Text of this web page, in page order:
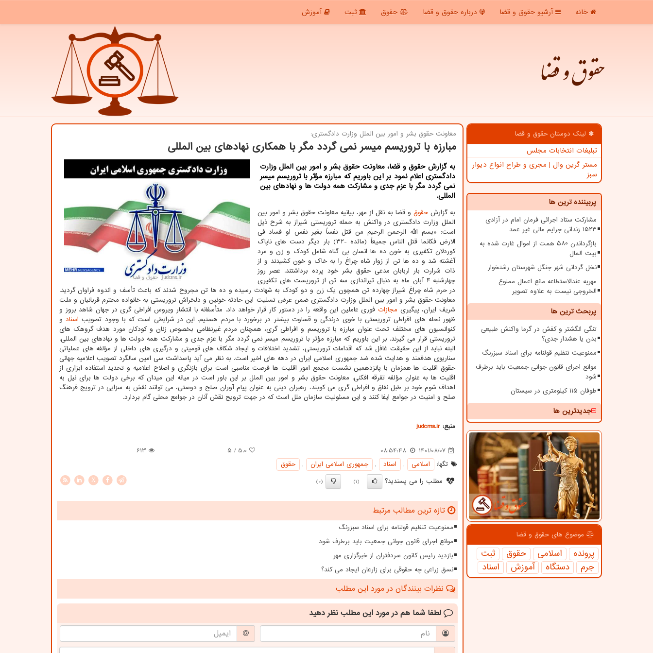
خانه آرشیو حقوق و قضا درباره حقوق و قضا حقوق ثبت آموزش
حقوق و قضا
لینک دوستان حقوق و قضا
تبلیغات انتخابات مجلس
مستر گرین وال | مجری و طراح انواع دیوار
سبز
پربیننده ترین ها
مشارکت ستاد اجرائی فرمان امام در آزادی
۱۵۲۳ زندانی جرایم مالی غیر عمد
بازگرداندن ۵۸۰ همت از اموال غارت شده به
بیت المال
نخل گردانی شهر جنگل شهرستان رشتخوار
مهریه عندالاستطاعه مانع اعمال ممنوع
الخروجی نیست به علاوه تصویر
پربحث ترین ها
تنگی انگشتر و کفش در گرما واکنش طبیعی
بدن یا هشدار جدی؟
ممنوعیت تنظیم قولنامه برای اسناد سبزرنگ
موانع اجرای قانون جوانی جمعیت باید برطرف
شود
طوفان ۱۱۵ کیلومتری در سیستان
جدیدترین ها
موضوع های حقوق و قضا
پرونده اسلامی حقوق
ثبت
جرم
دستگاه آموزش اسناد
معاونت حقوق بشر و امور بین الملل وزارت دادگستری:
مبارزه با تروریسم میسر نمی گردد مگر با همکاری نهادهای بین المللی
به گزارش حقوق و قضا، معاونت حقوق بشر و امور بین الملل وزارت
دادگستری اعلام نمود بر این باوریم که مبارزه مؤثر با تروریسم میسر
نمی گردد مگر با عزم جدی و مشارکت همه دولت ها و نهادهای بین
المللی.
به گزارشحقوق و قضا به نقل از مهر، بیانیه معاونت حقوق بشر و امور بین
الملل وزارت دادگستری در واکنش به حمله تروریستی شیراز به شرح ذیل
است: «بسم الله الرحمن الرحیم من قتل نفساً بغیر نفس او فساد فی
الارض فکانما قتل الناس جمیعاً (مائده -۳۲) بار دیگر دست های ناپاک
کوردلان تکفیری به خون ده ها انسان بی گناه شامل کودک و زن و مرد
آغشته شد و ده ها تن از زوار شاه چراغ را به خاک و خون کشیدند و از
ذات شرارت بار اربابان مدعی حقوق بشر خود پرده برداشتند. عصر روز
چهارشنبه ۴ آبان ماه به دنبال تیراندازی سه تن از تروریست های تکفیری
در حرم شاه چراغ شیراز چهارده تن همچون یک زن و دو کودک به شهادت رسیده و ده ها تن مجروح شدند که باعث تأسف و اندوه فراوان گردید.
معاونت حقوق بشر و امور بین الملل وزارت دادگستری ضمن عرض تسلیت این حادثه خونین و دلخراش تروریستی به خانواده محترم قربانیان و ملت
شریف ایران، پیگیری مجازات فوری عاملین این واقعه را در دستور کار قرار خواهد داد. متأسفانه با انتشار ویروس افراطی گری در جهان شاهد بروز و
ظهور نحله های افراطی تروریستی با خوی درندگی و قساوت بیشتر در برخورد با مردم هستیم. این در شرایطی است که با وجود تصویب اسنادو
کنوانسیون های مختلف تحت عنوان مبارزه با تروریسم و افراطی گری، همچنان مردم غیرنظامی بخصوص زنان و کودکان مورد هدف گروهک های
تروریستی قرار می گیرند. بر این باوریم که مبارزه مؤثر با تروریسم میسر نمی گردد مگر با عزم جدی و مشارکت همه دولت ها و نهادهای بین المللی.
البته نباید از این حقیقت غافل شد که اقدامات تروریستی، تشدید اختلافات و ایجاد شکاف های قومیتی و درگیری های داخلی از مؤلفه های عملیاتی
سناریوی هدفمند و هدایت شده ضد جمهوری اسلامی ایران در دهه های اخیر است. به نظر می آید پاسداشت سی امین سالگرد تصویب اعلامیه جهانی
حقوق اقلیت ها همزمان با پانزدهمین نشست مجمع امور اقلیت ها فرصت مناسبی است برای بازنگری و اصلاح اعلامیه و تحدید استفاده ابزاری از
اقلیت ها به عنوان مؤلفه تفرقه افکنی. معاونت حقوق بشر و امور بین الملل بر این باور است در میانه این میدان که برخی دولت ها برای نیل به
اهداف شوم خود بر طبل نفاق و افراطی گری می کوبند، رهبران دینی به عنوان پیام آوران صلح و دوستی، می توانند نقش به سزایی در ترویج فرهنگ
صلح و امنیت در جوامع ایفا کنند و این مسئولیت سازمان ملل است که در جهت ترویج نقش آنان در جوامع محلی گام بردارد.
منبع: judcms.ir
1401/08/07
08:54:48
5.0 / ۵
613
تگها:
اسلامی , اسناد , جمهوری اسلامی ایران ,
حقوق
مطلب را می پسندید؟
(1)
(0)
X
تازه ترین مطالب مرتبط
ممنوعیت تنظیم قولنامه برای اسناد سبزرنگ
موانع اجرای قانون جوانی جمعیت باید برطرف شود
بازدید رئیس کانون سردفتران از خبرگزاری مهر
نسق زراعی چه حقوقی برای زارعان ایجاد می کند؟
نظرات بینندگان در مورد این مطلب
لطفا شما هم در مورد این مطلب نظر دهید